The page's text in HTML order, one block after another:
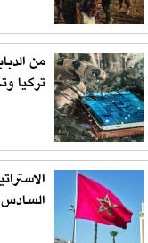
من
تركيا
السادس